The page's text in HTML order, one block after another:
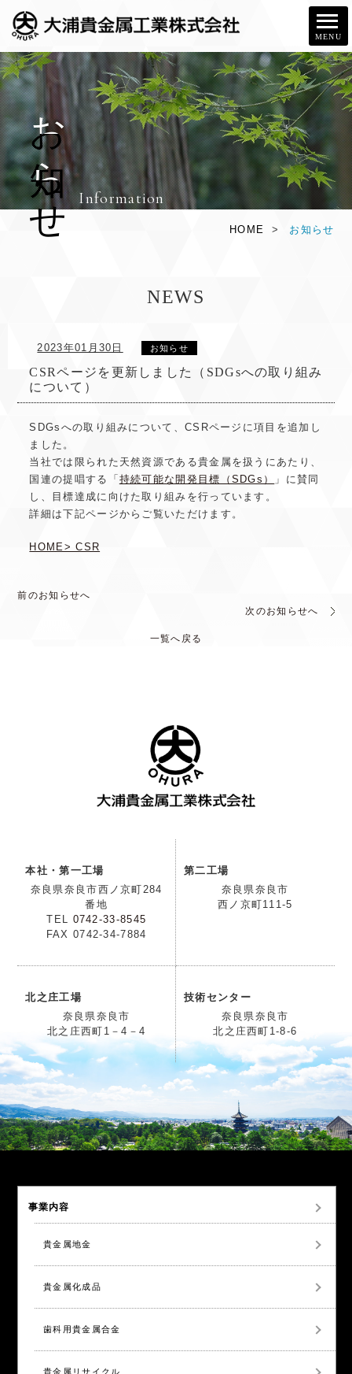
MENU
お
ら
せ Information
HOME > お知らせ
NEWS
2023年01月30日 お知らせ
CSRページを更新しました（SDGsへの取り組み
について）
SDGsへの取り組みについて、CSRページに項目を追加し
ました。
当社では限られた天然資源である貴金属を扱うにあたり、
国連の提唱する「 持続可能な開発目標（SDGs）
」に賛同
し、目標達成に向けた取り組みを行っています。
詳細は下記ページからご覧いただけます。
HOME> CSR
前のお知らせへ
次のお知らせへ
一覧へ戻る
本社・第一工場
奈良県奈良市西ノ京町284
番地
TEL 0742-33-8545
FAX 0742-34-7884
第二工場
奈良県奈良市
西ノ京町111-5
北之庄工場
奈良県奈良市
北之庄西町1－4－4
技術センター
奈良県奈良市
北之庄西町1-8-6
事業内容
貴金属地金
貴金属化成品
歯科用貴金属合金
貴金属リサイクル